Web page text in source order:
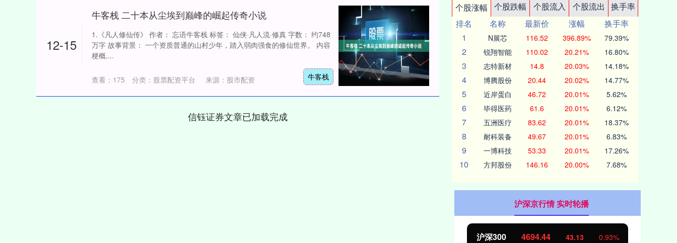
12-15
牛客栈 二十本从尘埃到巅峰的崛起传奇小说
1.《凡人修仙传》 作者： 忘语牛客栈 标签： 仙侠·凡人流·修真 字数： 约748
万字 故事背景： 一个资质普通的山村少年，踏入弱肉强食的修仙世界。 内容
梗概....
牛客栈
来源：股市配资
查看： 175 分类： 股票配资平台
信钰证券文章已加载完成
个股涨幅 个股跌幅 个股流入 个股流出
换手率
排名
名称 最新价 涨幅
换手率
1
N展芯 116.52 396.89% 79.39%
2 锐翔智能 110.02 20.21% 16.80%
3 志特新材 14.8 20.03% 14.18%
4 博腾股份 20.44 20.02% 14.77%
5 近岸蛋白 46.72 20.01% 5.62%
6 毕得医药 61.6 20.01% 6.12%
7 五洲医疗 83.62 20.01% 18.37%
8 耐科装备 49.67 20.01% 6.83%
9 一博科技 53.33 20.01% 17.26%
10 方邦股份 146.16 20.00% 7.68%
沪深京行情 实时轮播
沪深300 4694.44 43.13 0.93%